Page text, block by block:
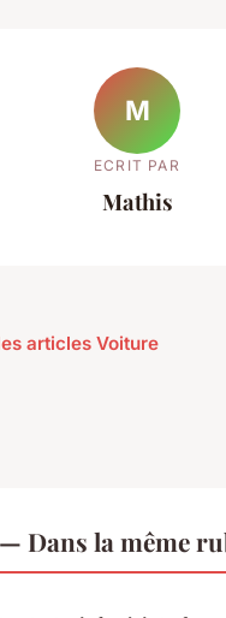
M
ECRIT PAR
Mathis
articles Voiture
Dans la même